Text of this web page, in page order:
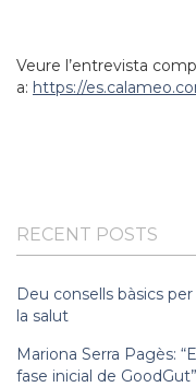
Veure l’entrevista
a: https://
RECENT POSTS
Deu consells bàsics
la salut
Mariona Serra Pagès:
fase inicial de GoodGut”